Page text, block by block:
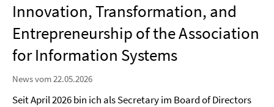
Innovation, Transformation, and
Entrepreneurship of the Association
for Information Systems
News vom 22.05.2026
Seit April 2026 bin ich als Secretary im Board of Directors